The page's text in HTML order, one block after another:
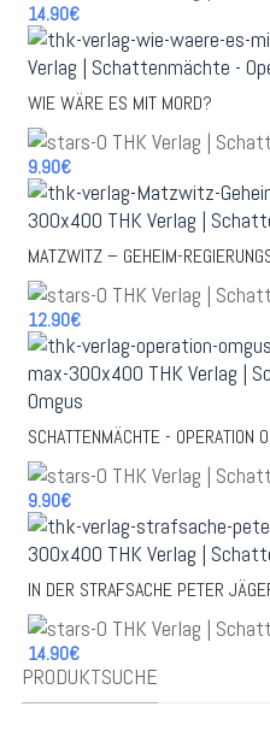
14.90€
WIE WÄRE ES MIT MORD?
9.90€
MATZWITZ – GEHEIM-
12.90€
SCHATTENMÄCHTE - OPERATION
9.90€
IN DER STRAFSACHE PETER
14.90€
PRODUKTSUCHE